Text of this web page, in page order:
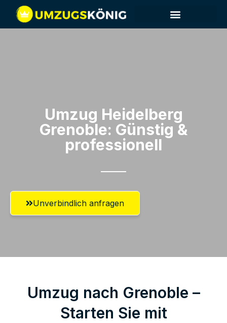
Umzug Heidelberg​
Grenoble: Günstig &
professionell​
Unverbindlich anfragen
Umzug nach Grenoble –
Starten Sie mit